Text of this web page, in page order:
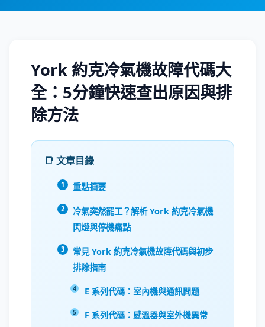
York 約克冷氣機故障代碼大
全：5分鐘快速查出原因與排
除方法
📑 文章目錄
重點摘要
冷氣突然罷工？解析 York 約克冷氣機
閃燈與停機痛點
常見 York 約克冷氣機故障代碼與初步
排除指南
E 系列代碼：室內機與通訊問題
F 系列代碼：感溫器與室外機異常